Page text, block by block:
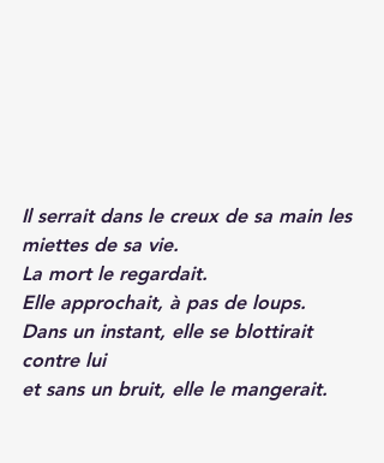
Il serrait dans le creux de sa main les
miettes de sa vie.
La mort le regardait.
Elle approchait, à pas de loups.
Dans un instant, elle se blottirait
contre lui
et sans un bruit, elle le mangerait.